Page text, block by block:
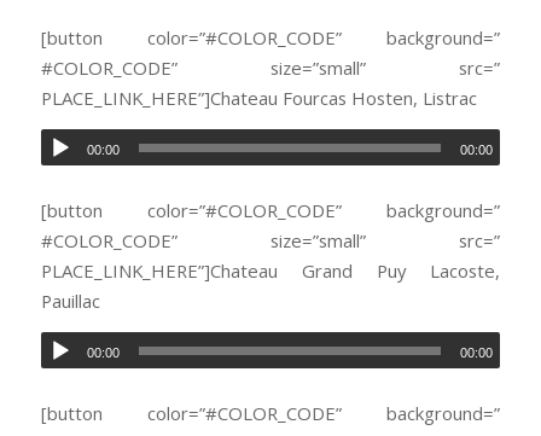
[button color=”#COLOR_CODE” background=”
#COLOR_CODE” size=”small” src=”
PLACE_LINK_HERE”]Chateau Fourcas Hosten, Listrac
00:00 00:00
[button color=”#COLOR_CODE” background=”
#COLOR_CODE” size=”small” src=”
PLACE_LINK_HERE”]Chateau Grand Puy Lacoste,
Pauillac
00:00 00:00
[button color=”#COLOR_CODE” background=”